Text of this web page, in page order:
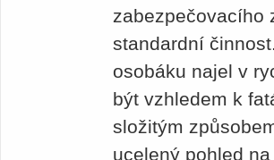
zabezpečovacího
standardní
osobáku najel v
být vzhledem k
složitým
ucelený pohled